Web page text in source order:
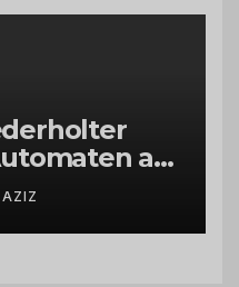
am
in
AZIZ